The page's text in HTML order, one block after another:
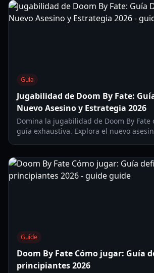
Guía
Jugabilidad de Doom By Fate:
Nuevo Asesino y Estrategia 2026
Domina la jugabilidad de Doom By Fate
guía exhaustiva. Explora el nuevo
Guide
Doom By Fate Cómo jugar: Guía
principiantes 2026